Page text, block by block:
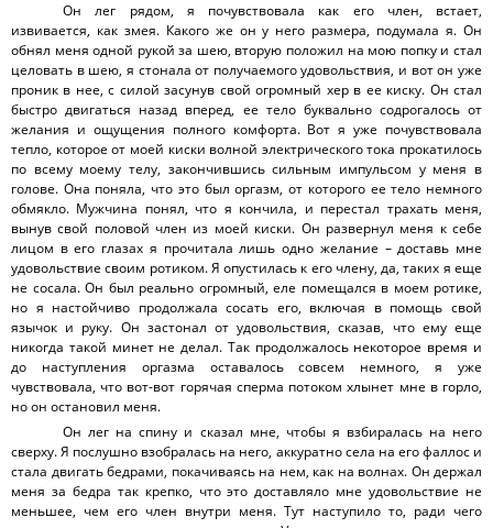
Он лег рядом, я почувствовала как его член, встает,
извивается, как змея. Какого же он у него размера, подумала я. Он
обнял меня одной рукой за шею, вторую положил на мою попку и стал
целовать в шею, я стонала от получаемого удовольствия, и вот он уже
проник в нее, с силой засунув свой огромный хер в ее киску. Он стал
быстро двигаться назад вперед, ее тело буквально содрогалось от
желания и ощущения полного комфорта. Вот я уже почувствовала
тепло, которое от моей киски волной электрического тока прокатилось
по всему моему телу, закончившись сильным импульсом у меня в
голове. Она поняла, что это был оргазм, от которого ее тело немного
обмякло. Мужчина понял, что я кончила, и перестал трахать меня,
вынув свой половой член из моей киски. Он развернул меня к себе
лицом в его глазах я прочитала лишь одно желание – доставь мне
удовольствие своим ротиком. Я опустилась к его члену, да, таких я еще
не сосала. Он был реально огромный, еле помещался в моем ротике,
но я настойчиво продолжала сосать его, включая в помощь свой
язычок и руку. Он застонал от удовольствия, сказав, что ему еще
никогда такой минет не делал. Так продолжалось некоторое время и
до наступления оргазма оставалось совсем немного, я уже
чувствовала, что вот-вот горячая сперма потоком хлынет мне в горло,
но он остановил меня.
Он лег на спину и сказал мне, чтобы я взбиралась на него
сверху. Я послушно взобралась на него, аккуратно села на его фаллос и
стала двигать бедрами, покачиваясь на нем, как на волнах. Он держал
меня за бедра так крепко, что это доставляло мне удовольствие не
меньшее, чем его член внутри меня. Тут наступило то, ради чего